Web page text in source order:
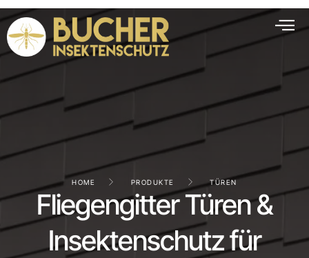
HOME PRODUKTE TÜREN
Fliegengitter Türen &
Insektenschutz für